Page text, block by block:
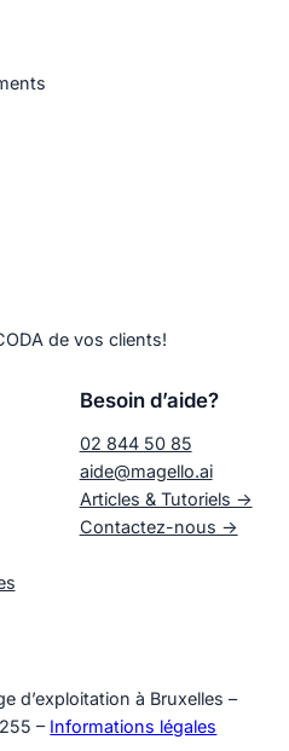
de vos clients!
Besoin d’aide?
02 844 50 85
aide@magello.ai
Articles & Tutoriels ->
Contactez-nous ->
d’exploitation à Bruxelles –
– Informations légales